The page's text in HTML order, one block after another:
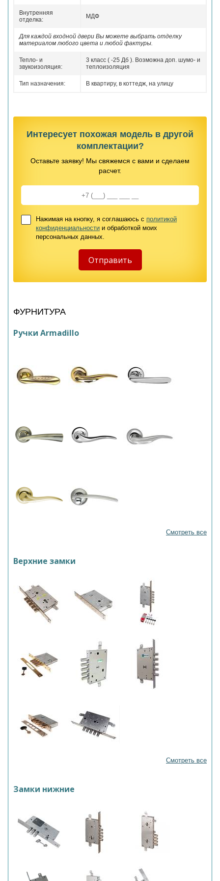
Внутренняя
отделка:
МДФ
Для каждой входной двери Вы можете выбрать отделку
материалом любого цвета и любой фактуры.
Тепло- и
звукоизоляция:
3 класс ( -25 Дб ). Возможна доп. шумо- и
теплоизоляция
Тип назначения: В квартиру, в коттедж, на улицу
Интересует похожая модель в другой
комплектации?
Оставьте заявку! Мы свяжемся с вами и сделаем
расчет.
Нажимая на кнопку, я соглашаюсь с политикой
конфиденциальности и обработкой моих
персональных данных.
ФУРНИТУРА
Ручки Armadillo
Смотреть все
Верхние замки
Смотреть все
Замки нижние